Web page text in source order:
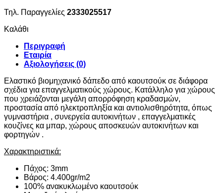
Τηλ. Παραγγελίες 2333025517
Καλάθι
Περιγραφή
Εταιρία
Αξιολογήσεις (0)
Ελαστικό βιομηχανικό δάπεδο από καουτσούκ σε διάφορα
σχέδια για επαγγελματικούς χώρους. Κατάλληλο για χώρους
που χρειάζονται μεγάλη απορρόφηση κραδασμών,
προστασία από ηλεκτροπληξία και αντιολισθηρότητα, όπως
γυμναστήρια , συνεργεία αυτοκινήτων , επαγγελματικές
κουζίνες κα μπαρ, χώρους αποσκευών αυτοκινήτων και
φορτηγών .
Χαρακτηριστικά:
Πάχος: 3mm
Βάρος: 4.400gr/m2
100% ανακυκλωμένο καουτσούκ